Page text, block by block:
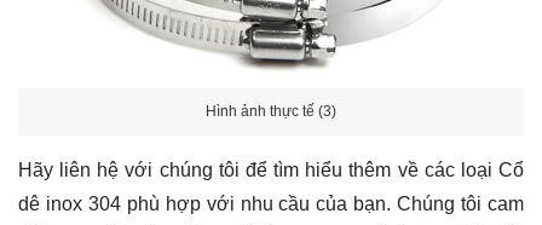
Hình ảnh thực tế (3)
Hãy liên hệ với chúng tôi để tìm hiểu thêm về các loại Cổ
dê inox 304 phù hợp với nhu cầu của bạn. Chúng tôi cam